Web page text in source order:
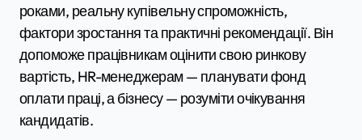
роками, реальну купівельну спроможність,
фактори зростання та практичні рекомендації. Він
допоможе працівникам оцінити свою ринкову
вартість, HR-менеджерам — планувати фонд
оплати праці, а бізнесу — розуміти очікування
кандидатів.